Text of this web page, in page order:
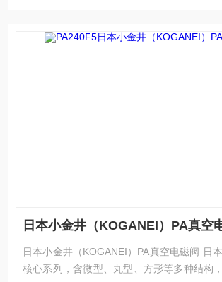
日本小金井（KOGANEI）PA真空
日本小金井（KOGANEI）PA真空电磁阀 日
核心系列，含微型、丸型、方形等多种结构